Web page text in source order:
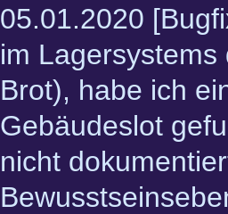
05.01.2020
im
Brot), habe ich
Gebäudeslot
nicht